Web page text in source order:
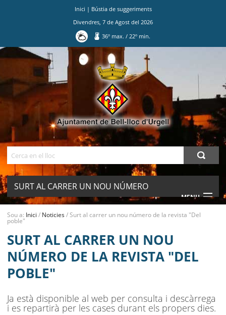
Inici | Bústia de suggeriments
Divendres 7 de Agost del 2026
36º max./ 22º min.
SURT AL CARRER UN NOU NÚMERO
DE LA REVISTA "DEL POBLE"
MENU
MUNICIPI
SEU ELECTRÒNICA
BELL-LLOC SOLUCIONA
Sou a: Inici / Noticies/Surt al carrer un nou número de la revista "Del
poble"
SURT AL CARRER UN NOU
NÚMERO DE LA REVISTA "DEL
POBLE"
Ja està disponible al web per consulta i descàrrega
i es repartirà per les cases durant els propers dies.